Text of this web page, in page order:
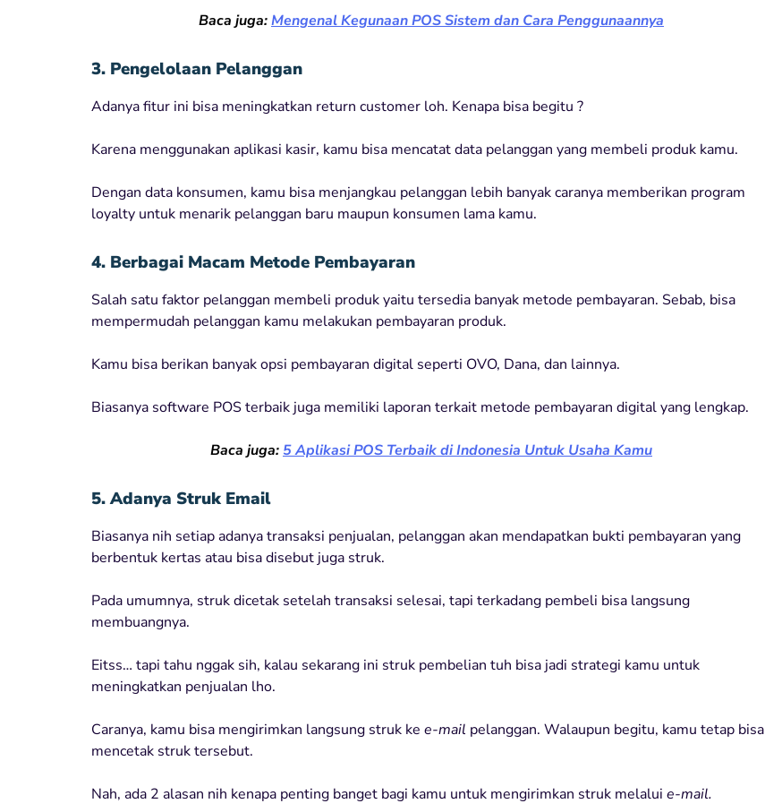
Baca juga:Mengenal Kegunaan POS Sistem dan Cara Penggunaannya
3. Pengelolaan Pelanggan
Adanya fitur ini bisa meningkatkan return customer loh. Kenapa bisa begitu ?
Karena menggunakan aplikasi kasir, kamu bisa mencatat data pelanggan yang membeli produk kamu.
Dengan data konsumen, kamu bisa menjangkau pelanggan lebih banyak caranya memberikan program
loyalty untuk menarik pelanggan baru maupun konsumen lama kamu.
4. Berbagai Macam Metode Pembayaran
Salah satu faktor pelanggan membeli produk yaitu tersedia banyak metode pembayaran. Sebab, bisa
mempermudah pelanggan kamu melakukan pembayaran produk.
Kamu bisa berikan banyak opsi pembayaran digital seperti OVO, Dana, dan lainnya.
Biasanya software POS terbaik juga memiliki laporan terkait metode pembayaran digital yang lengkap.
Baca juga: 5 Aplikasi POS Terbaik di Indonesia Untuk Usaha Kamu
5. Adanya Struk Email
Biasanya nih setiap adanya transaksi penjualan, pelanggan akan mendapatkan bukti pembayaran yang
berbentuk kertas atau bisa disebut juga struk.
Pada umumnya, struk dicetak setelah transaksi selesai, tapi terkadang pembeli bisa langsung
membuangnya.
Eitss… tapi tahu nggak sih, kalau sekarang ini struk pembelian tuh bisa jadi strategi kamu untuk
meningkatkan penjualan lho.
Caranya, kamu bisa mengirimkan langsung struk ke e-mail pelanggan. Walaupun begitu, kamu tetap bisa
mencetak struk tersebut.
Nah, ada 2 alasan nih kenapa penting banget bagi kamu untuk mengirimkan struk melalui e-mail.